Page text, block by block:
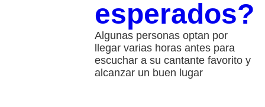
esperados?
Algunas personas optan por
llegar varias horas antes para
escuchar a su cantante favorito y
alcanzar un buen lugar